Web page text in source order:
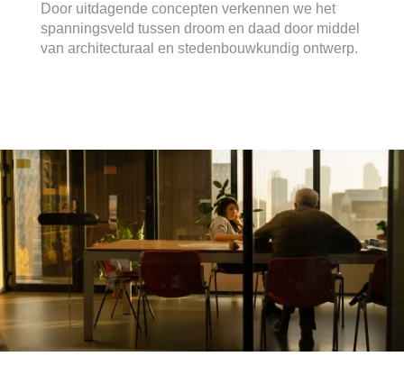
Door uitdagende concepten verkennen we het
spanningsveld tussen droom en daad door middel
van architecturaal en stedenbouwkundig ontwerp.